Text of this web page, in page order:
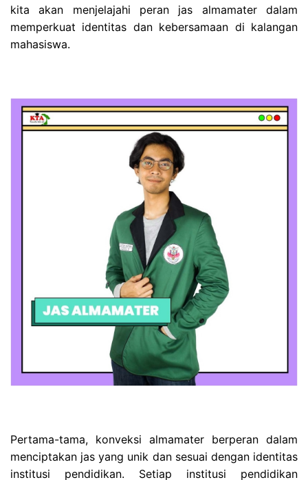
kita akan menjelajahi peran jas almamater dalam
memperkuat identitas dan kebersamaan di kalangan
mahasiswa.
Pertama-tama, konveksi almamater berperan dalam
menciptakan jas yang unik dan sesuai dengan identitas
institusi pendidikan. Setiap institusi pendidikan